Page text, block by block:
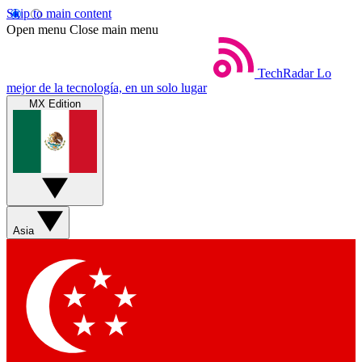
Skip to main content
Open menu Close main menu
TechRadar Lo
mejor de la tecnología, en un solo lugar
MX Edition
Asia